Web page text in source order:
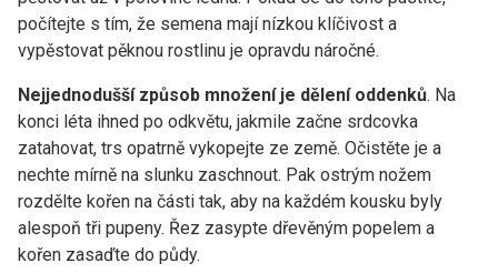
počítejte s tím, že semena mají nízkou klíčivost a
vypěstovat pěknou rostlinu je opravdu náročné.
Nejjednodušší způsob množení je dělení oddenků. Na
konci léta ihned po odkvětu, jakmile začne srdcovka
zatahovat, trs opatrně vykopejte ze země. Očistěte je a
nechte mírně na slunku zaschnout. Pak ostrým nožem
rozdělte kořen na části tak, aby na každém kousku byly
alespoň tři pupeny. Řez zasypte dřevěným popelem a
kořen zasaďte do půdy.